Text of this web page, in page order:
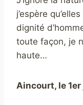
j’espère
dignité
toute façon, je
haute…
Aincourt, le 1er